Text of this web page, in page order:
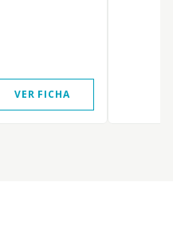
VER FICHA